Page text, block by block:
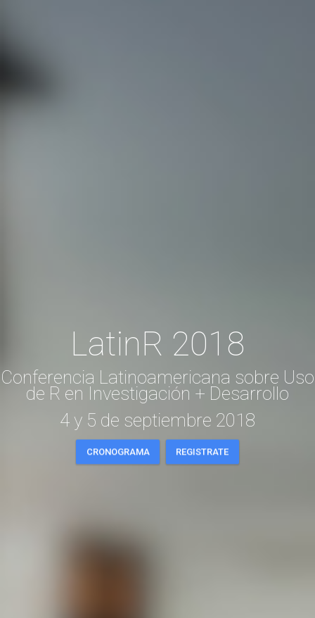
LatinR 2018
Conferencia Latinoamericana sobre Uso
de R en Investigación + Desarrollo
4 y 5 de septiembre 2018
CRONOGRAMA REGISTRATE